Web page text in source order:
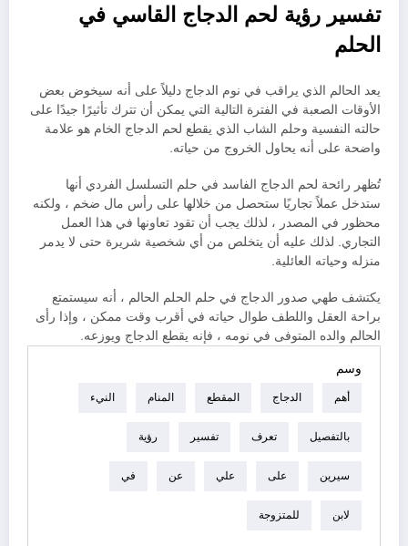
تفسير رؤية لحم الدجاج القاسي في
الحلم
يعد الحالم الذي يراقب في نوم الدجاج دليلاً على أنه سيخوض بعض
الأوقات الصعبة في الفترة التالية التي يمكن أن تترك تأثيرًا جيدًا على
حالته النفسية وحلم الشاب الذي يقطع لحم الدجاج الخام هو علامة
واضحة على أنه يحاول الخروج من حياته.
تُظهر رائحة لحم الدجاج الفاسد في حلم التسلسل الفردي أنها
ستدخل عملاً تجاريًا ستحصل من خلالها على رأس مال ضخم ، ولكنه
محظور في المصدر ، لذلك يجب أن تقود تعاونها في هذا العمل
التجاري. لذلك عليه أن يتخلص من أي شخصية شريرة حتى لا يدمر
منزله وحياته العائلية.
يكتشف طهي صدور الدجاج في حلم الحلم الحالم ، أنه سيستمتع
براحة العقل واللطف طوال حياته في أقرب وقت ممكن ، وإذا رأى
الحالم والده المتوفى في نومه ، فإنه يقطع الدجاج ويوزعه.
وسم
أهم الدجاج المقطع المنام النيء
بالتفصيل تعرف تفسير رؤية
سيرين على علي عن في
لابن للمتزوجة